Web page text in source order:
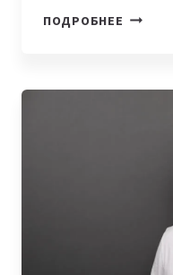
ПОДРОБНЕЕ